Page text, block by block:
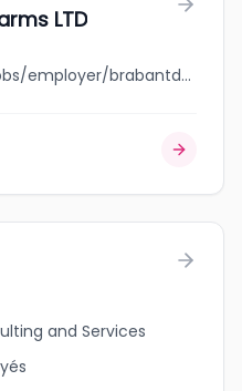
LTD
jobbank.gc.ca/browsejobs/employer/brabantdale+farms+ltd/ca
and Services